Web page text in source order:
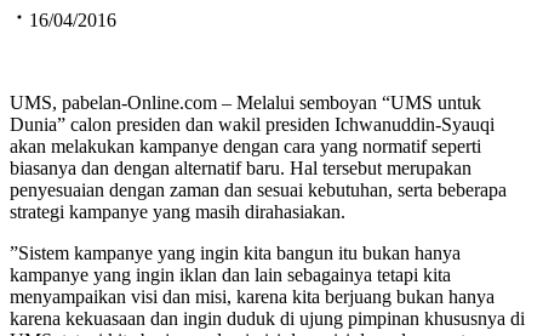
16/04/2016
UMS, pabelan-Online.com – Melalui semboyan “UMS untuk
Dunia” calon presiden dan wakil presiden Ichwanuddin-Syauqi
akan melakukan kampanye dengan cara yang normatif seperti
biasanya dan dengan alternatif baru. Hal tersebut merupakan
penyesuaian dengan zaman dan sesuai kebutuhan, serta beberapa
strategi kampanye yang masih dirahasiakan.
”Sistem kampanye yang ingin kita bangun itu bukan hanya
kampanye yang ingin iklan dan lain sebagainya tetapi kita
menyampaikan visi dan misi, karena kita berjuang bukan hanya
karena kekuasaan dan ingin duduk di ujung pimpinan khususnya di